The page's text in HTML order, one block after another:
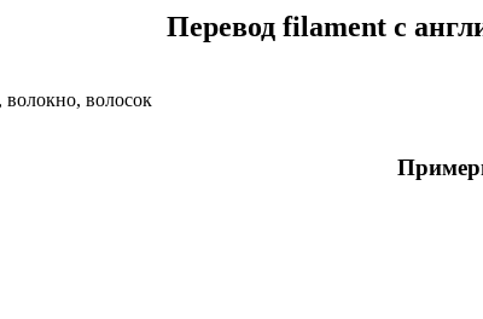
Перевод filament с
волокно, волосок